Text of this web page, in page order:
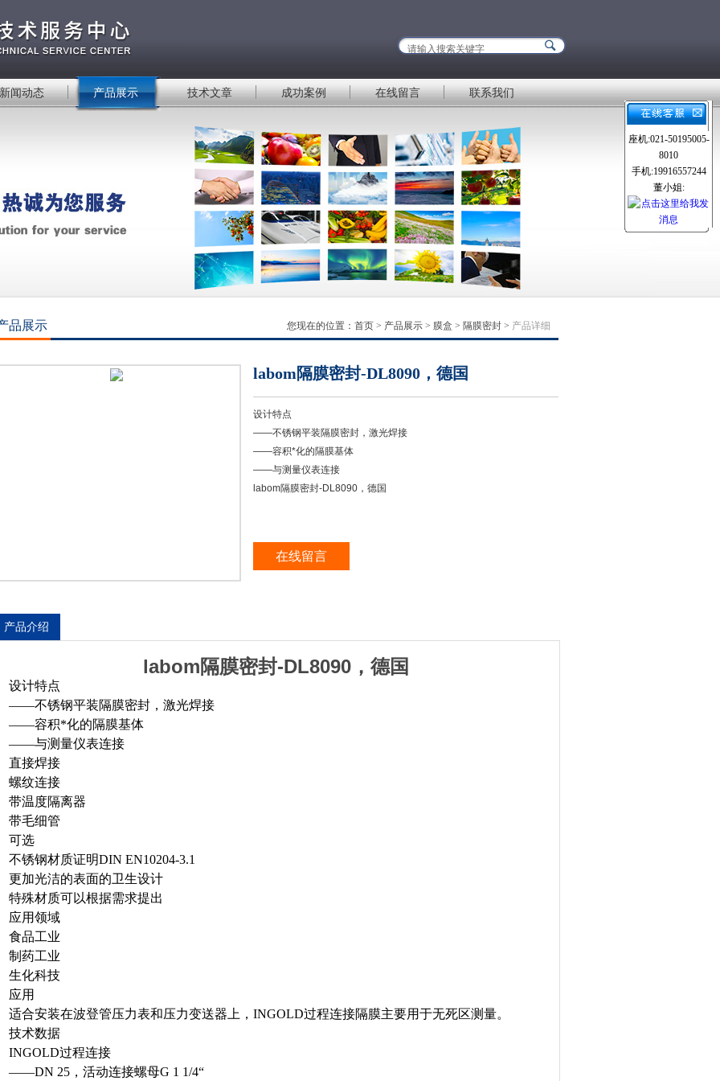
闻动态 产品展示 技术文章 成功案例 在线留言 联系我们
品展示 您现在的位置： 首页 > 产品展示 > 膜盒 > 隔膜密封 > 产品详细
labom隔膜密封-DL8090，德国
设计特点
——不锈钢平装隔膜密封，激光焊接
——容积*化的隔膜基体
——与测量仪表连接
labom隔膜密封-DL8090，德国
在线留言
产品介绍
labom隔膜密封-DL8090，德国
设计特点
——不锈钢平装隔膜密封，激光焊接
——容积*化的隔膜基体
——与测量仪表连接
直接焊接
螺纹连接
带温度隔离器
带毛细管
可选
不锈钢材质证明DIN EN10204-3.1
更加光洁的表面的卫生设计
特殊材质可以根据需求提出
应用领域
食品工业
制药工业
生化科技
应用
适合安装在波登管压力表和压力变送器上，INGOLD过程连接隔膜主要用于无死区测量。
技术数据
INGOLD过程连接
——DN 25，活动连接螺母G 1 1/4“
座机:021-50195005-
8010
手机:19916557244
董小姐: